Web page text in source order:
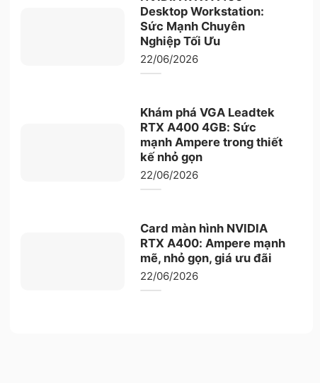
Desktop Workstation:
Sức Mạnh Chuyên
Nghiệp Tối Ưu
22/06/2026
Khám phá VGA Leadtek
RTX A400 4GB: Sức
mạnh Ampere trong thiết
kế nhỏ gọn
22/06/2026
Card màn hình NVIDIA
RTX A400: Ampere mạnh
mẽ, nhỏ gọn, giá ưu đãi
22/06/2026